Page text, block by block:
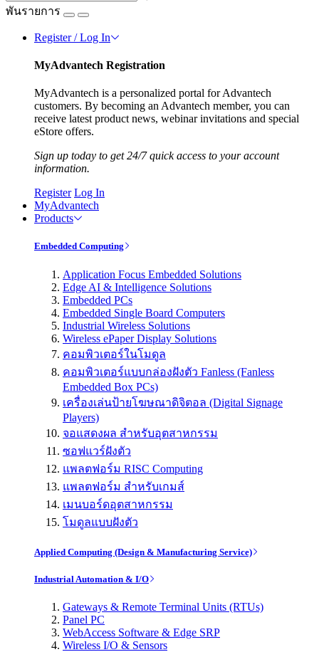
พันรายการ
Register / Log In
MyAdvantech Registration
MyAdvantech is a personalized portal for Advantech
customers. By becoming an Advantech member, you can
receive latest product news, webinar invitations and special
eStore offers.
Sign up today to get 24/7 quick access to your account
information.
Register Log In
MyAdvantech
Products
Embedded Computing
Application Focus Embedded Solutions
Edge AI & Intelligence Solutions
Embedded PCs
Embedded Single Board Computers
Industrial Wireless Solutions
Wireless ePaper Display Solutions
คอมพิวเตอร์ในโมดูล
คอมพิวเตอร์แบบกล่องฝังตัว Fanless (Fanless
Embedded Box PCs)
เครื่องเล่นป้ายโฆษณาดิจิตอล (Digital Signage
Players)
จอแสดงผล สำหรับอุตสาหกรรม
ซอฟแวร์ฝังตัว
แพลตฟอร์ม RISC Computing
แพลตฟอร์ม สำหรับเกมส์
เมนบอร์ดอุตสาหกรรม
โมดูลแบบฝังตัว
Applied Computing (Design & Manufacturing Service)
Industrial Automation & I/O
Gateways & Remote Terminal Units (RTUs)
Panel PC
WebAccess Software & Edge SRP
Wireless I/O & Sensors